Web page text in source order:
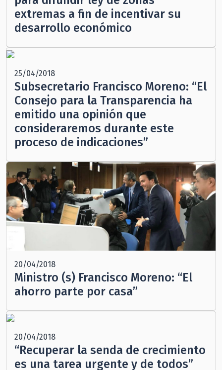
extremas a fin de incentivar su
desarrollo económico
25/04/2018
Subsecretario Francisco Moreno: “El
Consejo para la Transparencia ha
emitido una opinión que
consideraremos durante este
proceso de indicaciones”
20/04/2018
Ministro (s) Francisco Moreno: “El
ahorro parte por casa”
20/04/2018
“Recuperar la senda de crecimiento
es una tarea urgente y de todos”